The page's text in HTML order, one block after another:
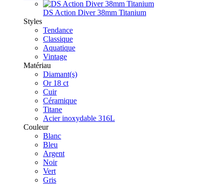
DS Action Diver 38mm Titanium
Styles
Tendance
Classique
Aquatique
Vintage
Matériau
Diamant(s)
Or 18 ct
Cuir
Céramique
Titane
Acier inoxydable 316L
Couleur
Blanc
Bleu
Argent
Noir
Vert
Gris